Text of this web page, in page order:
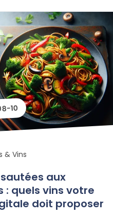
10
& Vins
aux
: quels vins votre
doit proposer